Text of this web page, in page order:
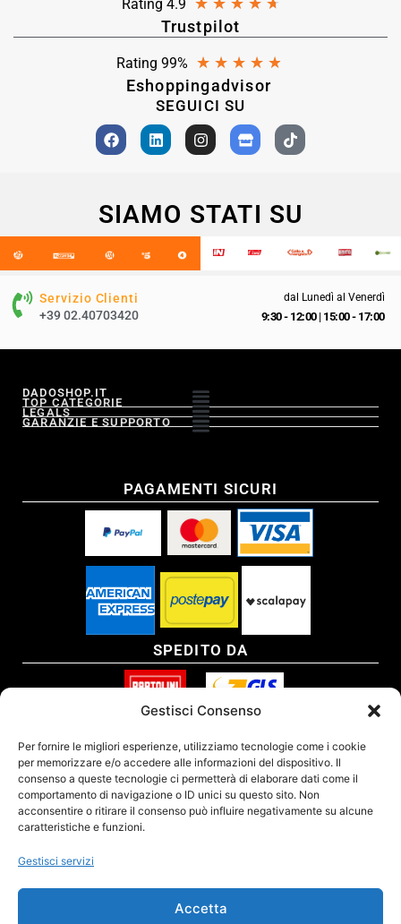
Gestisci Consenso
Per fornire le migliori esperienze, utilizziamo tecnologie come i cookie
per memorizzare e/o accedere alle informazioni del dispositivo. Il
consenso a queste tecnologie ci permetterà di elaborare dati come il
comportamento di navigazione o ID unici su questo sito. Non
acconsentire o ritirare il consenso può influire negativamente su alcune
caratteristiche e funzioni.
Gestisci servizi
Accetta
Rating 4.9 ★ ★ ★ ★ ★
Trustpilot
Rating 99% ★ ★ ★ ★ ★
Eshoppingadvisor
SEGUICI SU
SIAMO STATI SU
Servizio Clienti
+39 02.40703420
dal Lunedì al Venerdì
9:30 - 12:00| 15:00 - 17:00
DADOSHOP.IT
TOP CATEGORIE
LEGALS
GARANZIE E SUPPORTO
PAGAMENTI SICURI
SPEDITO DA